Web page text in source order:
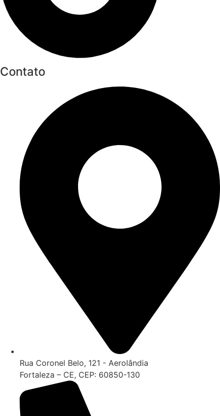
Contato
Rua Coronel Belo, 121 - Aerolândia
Fortaleza – CE, CEP: 60850-130